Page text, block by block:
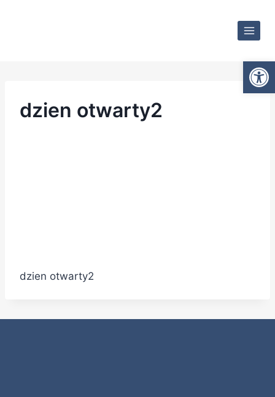
dzien otwarty2
dzien otwarty2